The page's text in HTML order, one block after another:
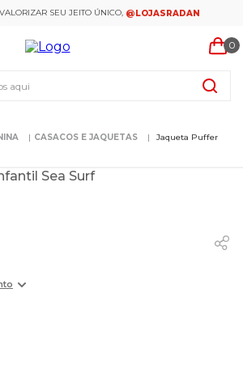
SEU JEITO ÚNICO, @LOJASRADAN
0
CASACOS E JAQUETAS
Jaqueta Puffer
Sea Surf